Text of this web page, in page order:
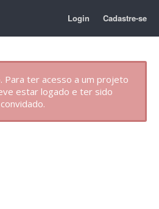
Login Cadastre-se
Para ter acesso a um projeto
estar logado e ter sido
convidado.